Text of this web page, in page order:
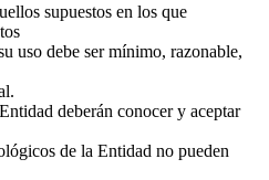
supuestos en los que
uso debe ser mínimo, razonable,
deberán conocer y aceptar
de la Entidad no pueden